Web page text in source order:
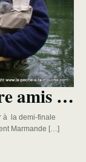
amis …
à la demi-finale
Marmande […]